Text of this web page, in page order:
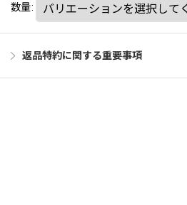
数量:
返品特約に関する重要事項